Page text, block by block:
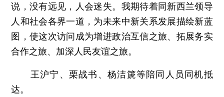
说，没有远见，人会迷失。我期待着同新西兰领导
人和社会各界一道，为未来中新关系发展描绘新蓝
图，使这次访问成为增进政治互信之旅、拓展务实
合作之旅、加深人民友谊之旅。
王沪宁、栗战书、杨洁篪等陪同人员同机抵
达。